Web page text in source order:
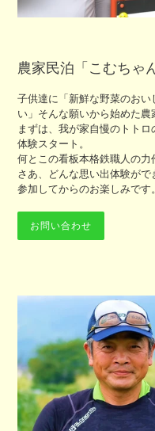
農家民泊「こむちゃ
子供達に「新鮮な野菜のお
い」そんな願いから始めた農
まずは、我が家自慢のトト
体験スタート。
何とこの看板本格鉄職人の力
さあ、どんな思い出体験がで
参加してからのお楽しみです。
お問い合わせ